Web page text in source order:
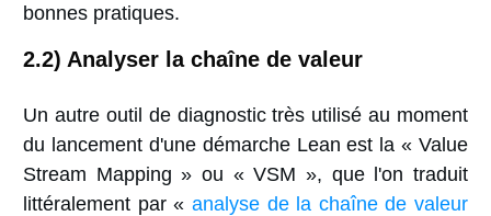
bonnes pratiques.
2.2) Analyser la chaîne de valeur
Un autre outil de diagnostic très utilisé au moment
du lancement d'une démarche Lean est la « Value
Stream Mapping » ou « VSM », que l'on traduit
littéralement par « analyse de la chaîne de valeur